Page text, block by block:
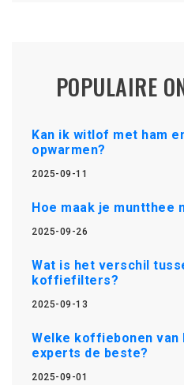
POPULAIRE
Kan ik witlof met ham
opwarmen?
2025-09-11
Hoe maak je muntthee
2025-09-26
Wat is het verschil
koffiefilters?
2025-09-13
Welke koffiebonen van
experts de beste?
2025-09-01